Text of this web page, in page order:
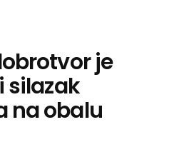
je
silazak
na obalu